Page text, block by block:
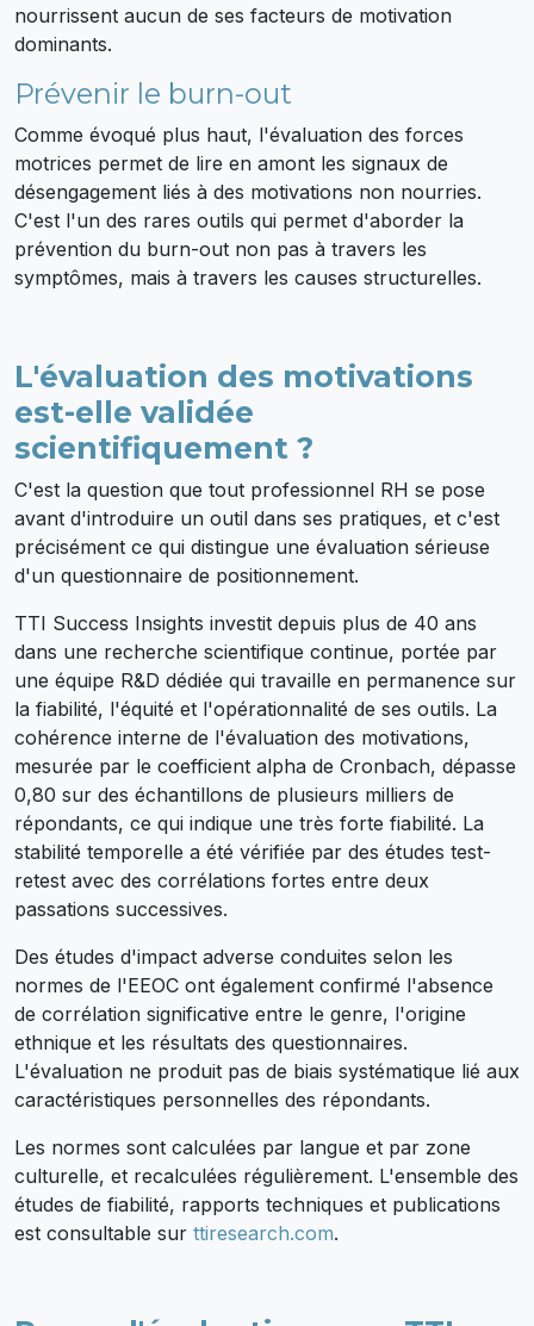
nourrissent aucun de ses facteurs de motivation
dominants.
Prévenir le burn-out
Comme évoqué plus haut, l'évaluation des forces
motrices permet de lire en amont les signaux de
désengagement liés à des motivations non nourries.
C'est l'un des rares outils qui permet d'aborder la
prévention du burn-out non pas à travers les
symptômes, mais à travers les causes structurelles.
L'évaluation des motivations
est-elle validée
scientifiquement ?
C'est la question que tout professionnel RH se pose
avant d'introduire un outil dans ses pratiques, et c'est
précisément ce qui distingue une évaluation sérieuse
d'un questionnaire de positionnement.
TTI Success Insights investit depuis plus de 40 ans
dans une recherche scientifique continue, portée par
une équipe R&D dédiée qui travaille en permanence sur
la fiabilité, l'équité et l'opérationnalité de ses outils. La
cohérence interne de l'évaluation des motivations,
mesurée par le coefficient alpha de Cronbach, dépasse
0,80 sur des échantillons de plusieurs milliers de
répondants, ce qui indique une très forte fiabilité. La
stabilité temporelle a été vérifiée par des études test-
retest avec des corrélations fortes entre deux
passations successives.
Des études d'impact adverse conduites selon les
normes de l'EEOC ont également confirmé l'absence
de corrélation significative entre le genre, l'origine
ethnique et les résultats des questionnaires.
L'évaluation ne produit pas de biais systématique lié aux
caractéristiques personnelles des répondants.
Les normes sont calculées par langue et par zone
culturelle, et recalculées régulièrement. L'ensemble des
études de fiabilité, rapports techniques et publications
est consultable sur ttiresearch.com.